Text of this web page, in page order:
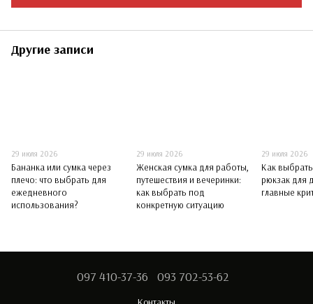
Другие записи
29 июля 2026
Бананка или сумка через
плечо: что выбрать для
ежедневного
использования?
29 июля 2026
Женская сумка для работы,
путешествия и вечеринки:
как выбрать под
конкретную ситуацию
29 июля 2026
Как
рюкзак для
главные
097 410-37-36 093 702-53-62